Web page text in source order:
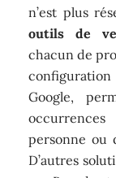
n’est plus
outils de
chacun de
Google,
personne ou
D’autres